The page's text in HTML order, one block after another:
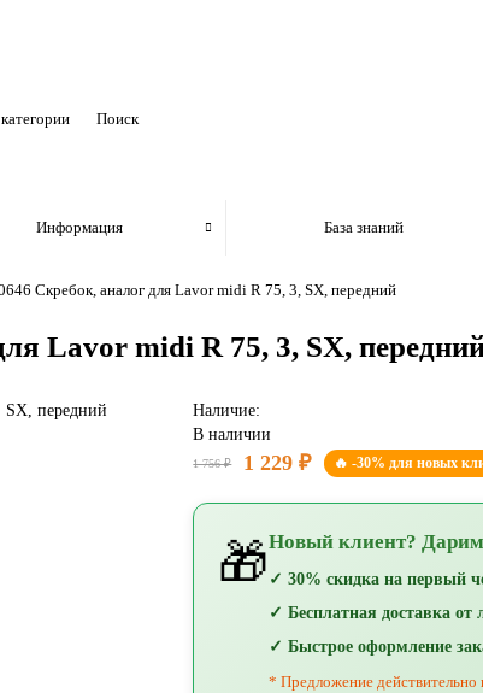
Информация База знаний
Скребок, аналог для Lavor midi R 75, 3, SX, передний
Lavor midi R 75, 3, SX,
Наличие:
В наличии
1 756 ₽ 1 229 ₽ 🔥 -30% для новых
🎁Новый клиент?
✓ 30% скидка на первый
✓ Бесплатная доставка
✓ Быстрое оформление
* Предложение действительно